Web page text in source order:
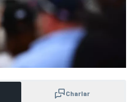
Charlar